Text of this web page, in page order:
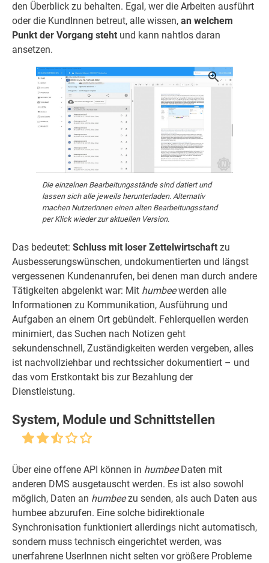
den Überblick zu behalten. Egal, wer die Arbeiten ausführt
oder die KundInnen betreut, alle wissen, an welchem
Punkt der Vorgang steht und kann nahtlos daran
ansetzen.
Die einzelnen Bearbeitungsstände sind datiert und
lassen sich alle jeweils herunterladen. Alternativ
machen NutzerInnen einen alten Bearbeitungsstand
per Klick wieder zur aktuellen Version.
Das bedeutet: Schluss mit loser Zettelwirtschaft zu
Ausbesserungswünschen, undokumentierten und längst
vergessenen Kundenanrufen, bei denen man durch andere
Tätigkeiten abgelenkt war: Mit humbeewerden alle
Informationen zu Kommunikation, Ausführung und
Aufgaben an einem Ort gebündelt. Fehlerquellen werden
minimiert, das Suchen nach Notizen geht
sekundenschnell, Zuständigkeiten werden vergeben, alles
ist nachvollziehbar und rechtssicher dokumentiert – und
das vom Erstkontakt bis zur Bezahlung der
Dienstleistung.
System, Module und Schnittstellen
Über eine offene API können in humbeeDaten mit
anderen DMS ausgetauscht werden. Es ist also sowohl
möglich, Daten an humbeezu senden, als auch Daten aus
humbee abzurufen. Eine solche bidirektionale
Synchronisation funktioniert allerdings nicht automatisch,
sondern muss technisch eingerichtet werden, was
unerfahrene UserInnen nicht selten vor größere Probleme